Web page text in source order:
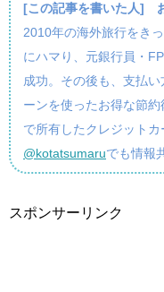
[この記事を書いた人]
2010年の海外旅行をき
にハマり、元銀行員・
成功。その後も、支払
ーンを使ったお得な節
で所有したクレジット
@kotatsumaruでも情報
スポンサーリンク